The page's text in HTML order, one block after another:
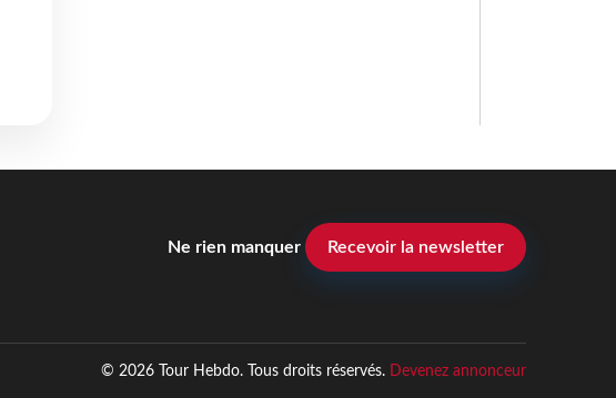
Ne rien manquer Recevoir la newsletter
© 2026 Tour Hebdo. Tous droits réservés. Devenez annonceur